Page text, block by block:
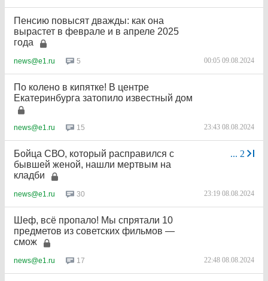
Пенсию повысят дважды: как она
вырастет в феврале и в апреле 2025
года
news@e1.ru 5 00:05 09.08.2024
По колено в кипятке! В центре
Екатеринбурга затопило известный дом
news@e1.ru 15 23:43 08.08.2024
... 2
Бойца СВО, который расправился с
бывшей женой, нашли мертвым на
кладби
news@e1.ru 30 23:19 08.08.2024
Шеф, всё пропало! Мы спрятали 10
предметов из советских фильмов —
смож
news@e1.ru 17 22:48 08.08.2024